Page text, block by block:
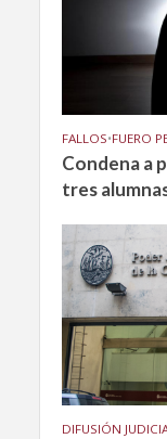
FALLOS•FUERO
Condena a
tres
DIFUSIÓN